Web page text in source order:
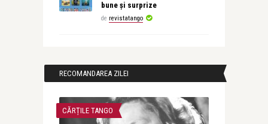
bune și surprize
de revistatango
RECOMANDAREA ZILEI
CĂRȚILE TANGO